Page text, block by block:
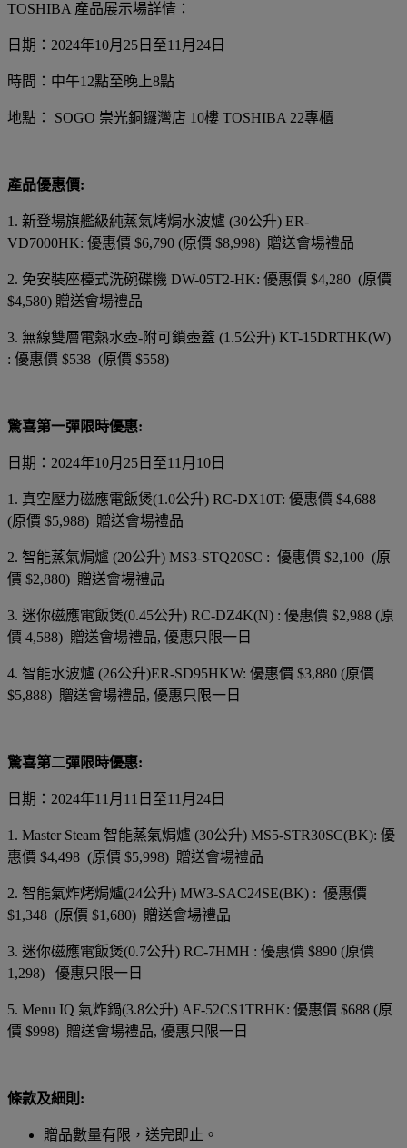
TOSHIBA 產品展示場詳情：
日期：2024年10月25日至11月24日
時間：中午12點至晚上8點
地點： SOGO 崇光銅鑼灣店 10樓 TOSHIBA 22專櫃
產品優惠價:
1. 新登場旗艦級純蒸氣烤焗水波爐 (30公升) ER-
VD7000HK: 優惠價 $6,790 (原價 $8,998) 贈送會場禮品
2. 免安裝座檯式洗碗碟機 DW-05T2-HK: 優惠價 $4,280 (原價
$4,580) 贈送會場禮品
3. 無線雙層電熱水壺-附可鎖壺蓋 (1.5公升) KT-15DRTHK(W)
: 優惠價 $538 (原價 $558)
驚喜第一彈限時優惠:
日期：2024年10月25日至11月10日
1. 真空壓力磁應電飯煲(1.0公升) RC-DX10T: 優惠價 $4,688
(原價 $5,988) 贈送會場禮品
2. 智能蒸氣焗爐 (20公升) MS3-STQ20SC : 優惠價 $2,100 (原
價 $2,880) 贈送會場禮品
3. 迷你磁應電飯煲(0.45公升) RC-DZ4K(N) : 優惠價 $2,988 (原
價 4,588) 贈送會場禮品, 優惠只限一日
4. 智能水波爐 (26公升)ER-SD95HKW: 優惠價 $3,880 (原價
$5,888) 贈送會場禮品, 優惠只限一日
驚喜第二彈限時優惠:
日期：2024年11月11日至11月24日
1. Master Steam 智能蒸氣焗爐 (30公升) MS5-STR30SC(BK): 優
惠價 $4,498 (原價 $5,998) 贈送會場禮品
2. 智能氣炸烤焗爐(24公升) MW3-SAC24SE(BK) : 優惠價
$1,348 (原價 $1,680) 贈送會場禮品
3. 迷你磁應電飯煲(0.7公升) RC-7HMH : 優惠價 $890 (原價
1,298) 優惠只限一日
5. Menu IQ 氣炸鍋(3.8公升) AF-52CS1TRHK: 優惠價 $688 (原
價 $998) 贈送會場禮品, 優惠只限一日
條款及細則:
贈品數量有限，送完即止。